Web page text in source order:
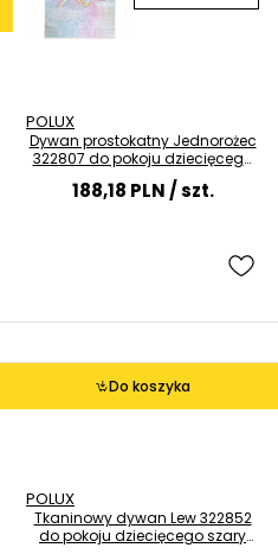
POLUX
Dywan prostokatny Jednorożec
322807 do pokoju dziecięcego
188,18 PLN/ szt.
Do koszyka
POLUX
Tkaninowy dywan Lew 322852
do pokoju dziecięcego szary